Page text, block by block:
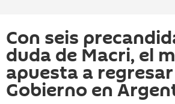
Con seis
duda de Macri, el
apuesta a
Gobierno en